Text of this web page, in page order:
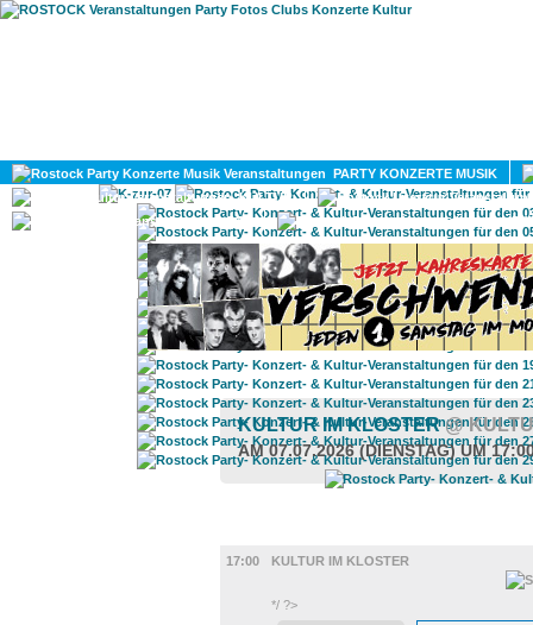
PARTY KONZERTE MUSIK
KULTUR
GAY
KULTUR IM KLOSTER@
AM 07.07.2026 (DIENSTAG) UM
17:00
KULTUR IM KLOSTER
*/ ?>